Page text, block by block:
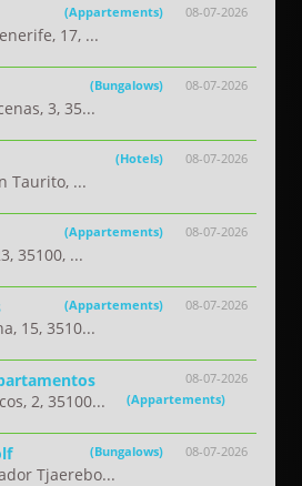
08-07-2026
(Appartements)
17, ...
08-07-2026
(Bungalows)
3, 35...
08-07-2026
(Hotels)
Taurito, ...
08-07-2026
(Appartements)
35100, ...
08-07-2026
(Appartements)
15, 3510...
08-07-2026
(Appartements)
2, 35100...
08-07-2026
(Bungalows)
Tjaerebo...